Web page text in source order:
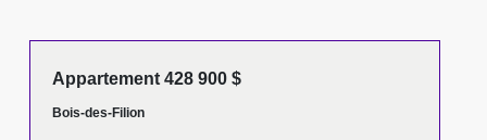
Appartement 428 900 $
Bois-des-Filion